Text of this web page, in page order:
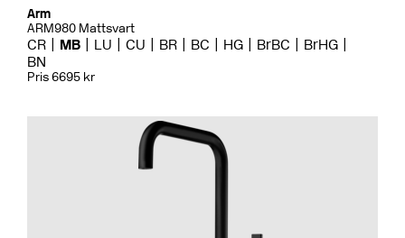
Arm
ARM980 Mattsvart
CR MB LU CU BR BC HG BrBC
BrHG
BN
Pris 6695 kr